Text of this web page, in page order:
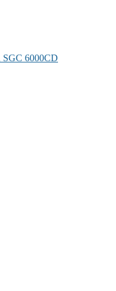
6000CD